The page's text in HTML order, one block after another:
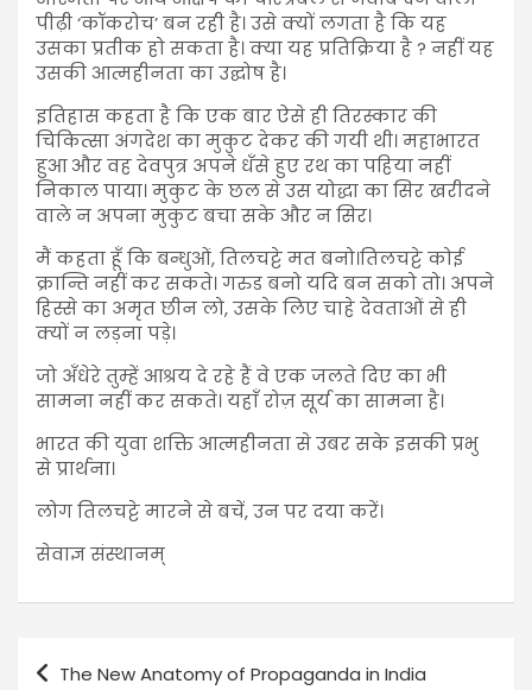
पीढ़ी ‘कॉकरोच’ बन रही है। उसे क्यों लगता है कि यह
उसका प्रतीक हो सकता है। क्या यह प्रतिक्रिया है ? नहीं यह
उसकी आत्महीनता का उद्घोष है।
इतिहास कहता है कि एक बार ऐसे ही तिरस्कार की
चिकित्सा अंगदेश का मुकुट देकर की गयी थी। महाभारत
हुआ और वह देवपुत्र अपने धँसे हुए रथ का पहिया नहीं
निकाल पाया। मुकुट के छल से उस योद्धा का सिर खरीदने
वाले न अपना मुकुट बचा सके और न सिर।
मैं कहता हूँ कि बन्धुओं, तिलचट्टे मत बनो।तिलचट्टे कोई
क्रान्ति नहीं कर सकते। गरुड बनो यदि बन सको तो। अपने
हिस्से का अमृत छीन लो, उसके लिए चाहे देवताओं से ही
क्यों न लड़ना पड़े।
जो अँधेरे तुम्हें आश्रय दे रहे हैं वे एक जलते दिए का भी
सामना नहीं कर सकते। यहाँ रोज़ सूर्य का सामना है।
भारत की युवा शक्ति आत्महीनता से उबर सके इसकी प्रभु
से प्रार्थना।
लोग तिलचट्टे मारने से बचें, उन पर दया करें।
सेवाज्ञ संस्थानम्
The New Anatomy of Propaganda in India